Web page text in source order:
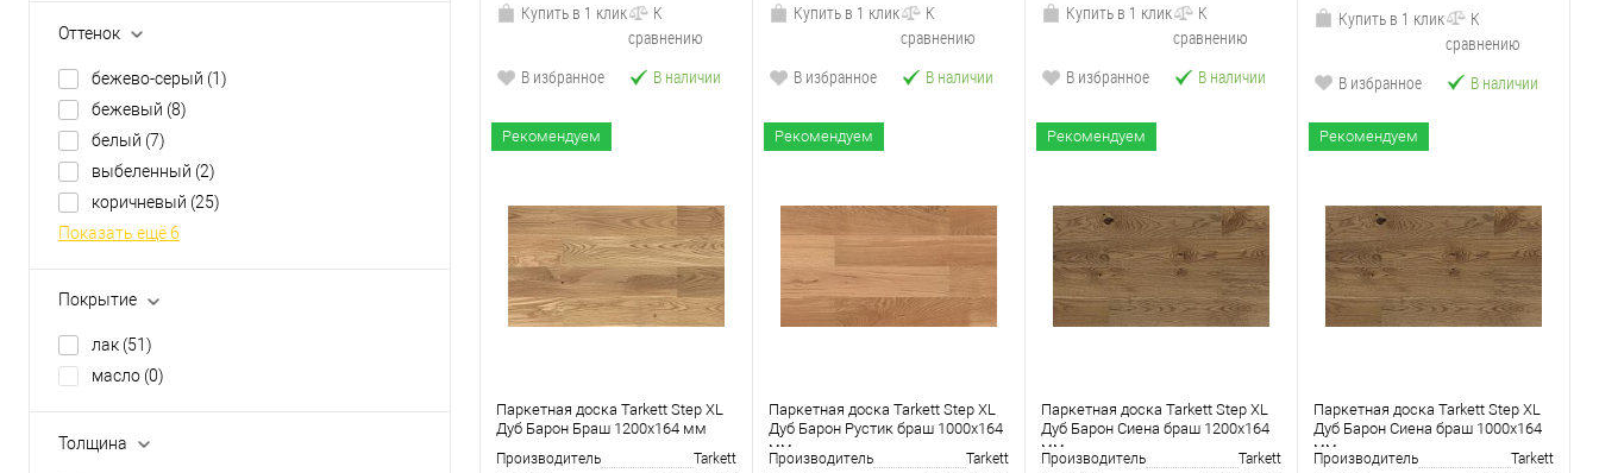
Оттенок
бежево-серый (1)
бежевый (8)
белый (7)
выбеленный (2)
коричневый (25)
Показать ещё 6
Покрытие
лак (51)
масло (0)
Толщина
Купить в 1 клик
К
сравнению
В избранное
В наличии
Купить в 1 клик
К
сравнению
В избранное
В наличии
Купить в 1 клик
К
сравнению
В избранное
В наличии
Купить в 1 клик
К
сравнению
В избранное
В наличии
Рекомендуем
Паркетная доска Tarkett Step XL
Дуб Барон Браш 1200х164 мм
Производитель
Tarkett
Рекомендуем
Паркетная доска Tarkett Step XL
Дуб Барон Рустик браш 1000х164
мм
Производитель
Tarkett
Рекомендуем
Паркетная доска Tarkett Step XL
Дуб Барон Сиена браш 1200х164
мм
Производитель
Tarkett
Рекомендуем
Паркетная доска Tarkett Step XL
Дуб Барон Сиена браш 1000х164
мм
Производитель
Tarkett